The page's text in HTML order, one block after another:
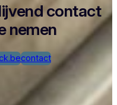
contact
nemen
contact